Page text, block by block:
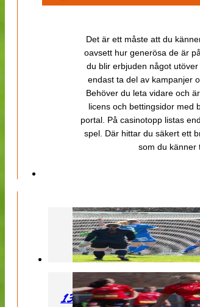
Det är ett måste att du
oavsett hur generösa de är
du blir erbjuden något
endast ta del av kampanjer
Behöver du leta vidare och
licens och bettingsidor med
portal. På casinotopp listas
spel. Där hittar du säkert ett
som du känner
130427 LB 07 – QBIK